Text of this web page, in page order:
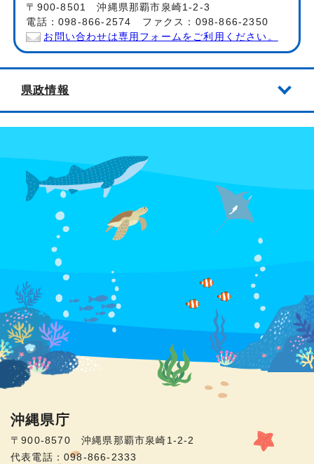
〒900-8501 沖縄県那覇市泉崎1-2-3
電話：098-866-2574 ファクス：098-866-2350
お問い合わせは専用フォームをご利用ください。
県政情報
沖縄県庁
〒900-8570 沖縄県那覇市泉崎1-2-2
代表電話：098-866-2333